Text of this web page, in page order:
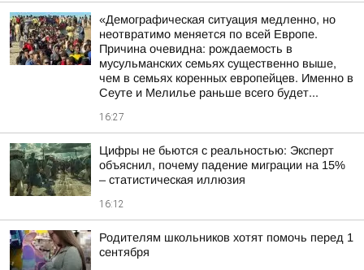
«Демографическая ситуация медленно, но
неотвратимо меняется по всей Европе.
Причина очевидна: рождаемость в
мусульманских семьях существенно выше,
чем в семьях коренных европейцев. Именно в
Сеуте и Мелилье раньше всего будет...
16:27
Цифры не бьются с реальностью: Эксперт
объяснил, почему падение миграции на 15%
– статистическая иллюзия
16:12
Родителям школьников хотят помочь перед 1
сентября